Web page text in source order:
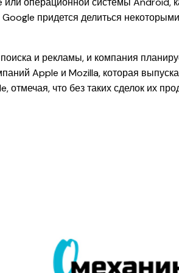
придется делиться
и рекламы, и компания
Apple и Mozilla, которая
что без таких сделок их